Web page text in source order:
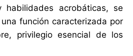
habilidades acrobáticas, se
función caracterizada por
privilegio esencial de los